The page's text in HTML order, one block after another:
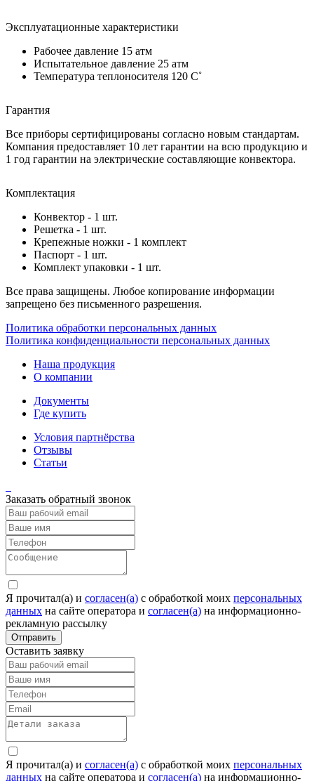
Эксплуатационные характеристики
Рабочее давление 15 атм
Испытательное давление 25 атм
Температура теплоносителя 120 C˚
Гарантия
Все приборы сертифицированы согласно новым стандартам.
Компания предоставляет 10 лет гарантии на всю продукцию и
1 год гарантии на электрические составляющие конвектора.
Комплектация
Конвектор - 1 шт.
Решетка - 1 шт.
Крепежные ножки - 1 комплект
Паспорт - 1 шт.
Комплект упаковки - 1 шт.
Все права защищены. Любое копирование информации
запрещено без письменного разрешения.
Политика обработки персональных данных
Политика конфиденциальности персональных данных
Наша продукция
О компании
Документы
Где купить
Условия партнёрства
Отзывы
Статьи
Заказать обратный звонок
Я прочитал(а) и согласен(а) c обработкой моих персональных
данных на сайте оператора и согласен(а) на информационно-
рекламную рассылку
Отправить
Оставить заявку
Я прочитал(а) и согласен(а) c обработкой моих персональных
данных на сайте оператора и согласен(а) на информационно-